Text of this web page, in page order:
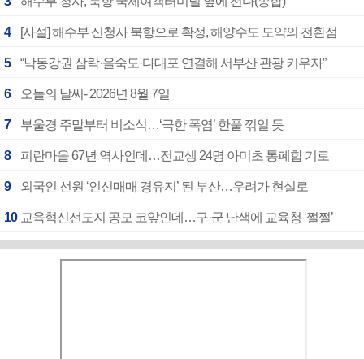
4 [사설] 해수부 신청사 북항으로 확정, 해양수도 도약의 전환점
5 “낙동강권 삼락·을숙도·다대포 연결해 서부산 관광 키우자”
6 오늘의 날씨- 2026년 8월 7일
7 부울경 주말부터 비소식…‘극한 폭염’ 한풀 꺾일 듯
8 피란마을 67년 역사인데…전교생 24명 아미초 통폐합 기로
9 외국인 선원 ‘인신매매 경유지’ 된 부산…우려가 현실로
10 교육혁신선도지 공모 코앞인데…구·군 난색에 교육청 ‘쩔쩔’